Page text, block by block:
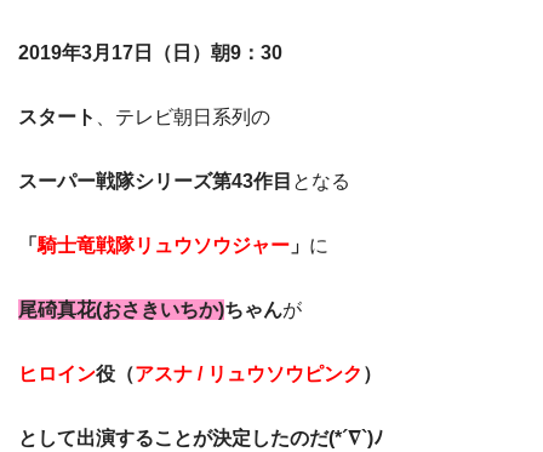
2019年3月17日（日）朝9：30
スタート 、テレビ朝日系列の
スーパー戦隊シリーズ第43作目 となる
「 騎士竜戦隊リュウソウジャー 」 に
尾碕真花(おさきいちか)ちゃんが
ヒロイン役（アスナ / リュウソウピンク ）
として出演することが決定したのだ(*´∇`)ﾉ